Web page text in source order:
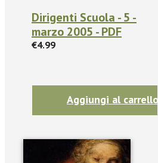
Dirigenti Scuola - 5 -
marzo 2005 - PDF
€4.99
Aggiungi al carrello